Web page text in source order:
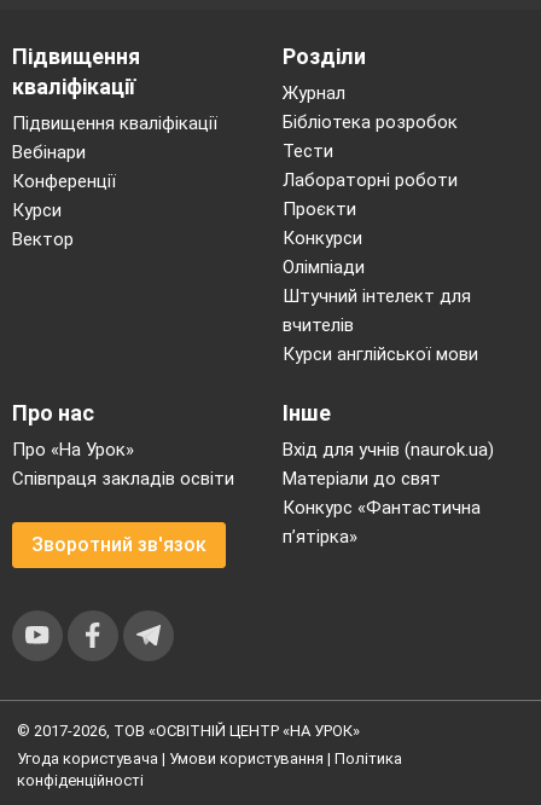
Підвищення
кваліфікації
Підвищення кваліфікації
Вебінари
Конференції
Курси
Вектор
Розділи
Журнал
Бібліотека розробок
Тести
Лабораторні роботи
Проєкти
Конкурси
Олімпіади
Штучний інтелект для
вчителів
Курси англійської мови
Про нас
Про «На Урок»
Співпраця закладів освіти
Зворотний зв'язок
Інше
Вхід для учнів (naurok.ua)
Матеріали до свят
Конкурс «Фантастична
п’ятірка»
© 2017-2026, ТОВ «ОСВІТНІЙ ЦЕНТР «НА УРОК»
Угода користувача | Умови користування | Політика
конфіденційності